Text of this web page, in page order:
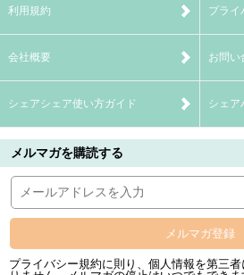
利用規約 プライ
会社概要 お問い
シェアシェア使い方ガイド シェア
メルマガを購読する
メルマガ登録
プライバシー規約に則り、個人情報を第三